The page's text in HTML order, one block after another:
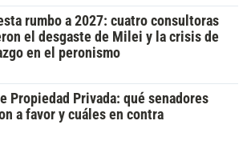
rumbo a 2027: cuatro consultoras
el desgaste de Milei y la crisis de
en el peronismo
Propiedad Privada: qué senadores
a favor y cuáles en contra